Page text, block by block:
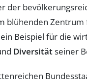
der
blühenden
Beispiel für die
Diversitätseiner